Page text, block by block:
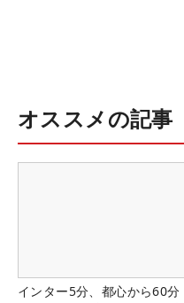
オススメの記事
インター5分、都心から60分